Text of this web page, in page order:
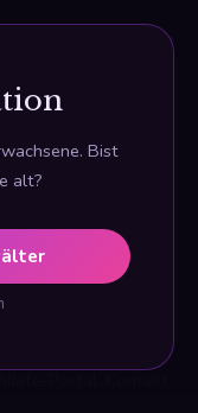
Bist
alt?
älter
← Zurück zur Startseite